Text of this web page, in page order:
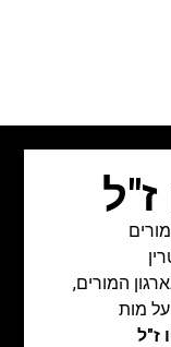
המורים,
מות
ז"ל